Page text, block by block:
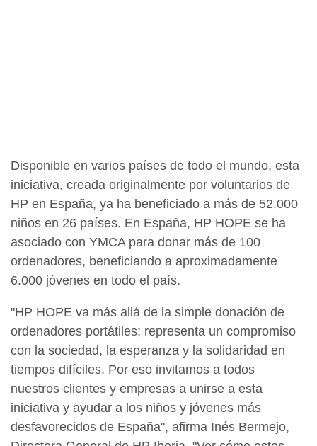
Disponible en varios países de todo el mundo, esta
iniciativa, creada originalmente por voluntarios de
HP en España, ya ha beneficiado a más de 52.000
niños en 26 países. En España, HP HOPE se ha
asociado con YMCA para donar más de 100
ordenadores, beneficiando a aproximadamente
6.000 jóvenes en todo el país.
"HP HOPE va más allá de la simple donación de
ordenadores portátiles; representa un compromiso
con la sociedad, la esperanza y la solidaridad en
tiempos difíciles. Por eso invitamos a todos
nuestros clientes y empresas a unirse a esta
iniciativa y ayudar a los niños y jóvenes más
desfavorecidos de España", afirma Inés Bermejo,